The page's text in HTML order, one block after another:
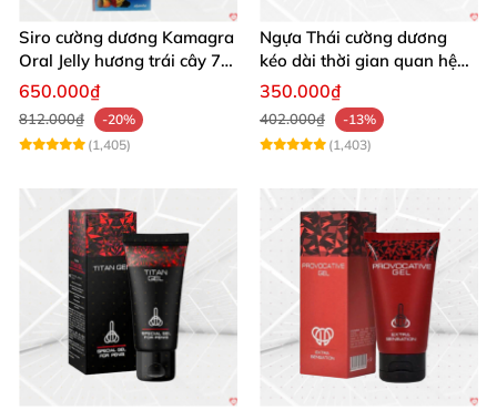
Siro cường dương Kamagra
Oral Jelly hương trái cây 7
gói 100g chính hãng
650.000₫
812.000₫
-20%
(1,405)
Ngựa Thái cường dương
kéo dài thời gian quan hệ
nam giới
350.000₫
402.000₫
-13%
(1,403)